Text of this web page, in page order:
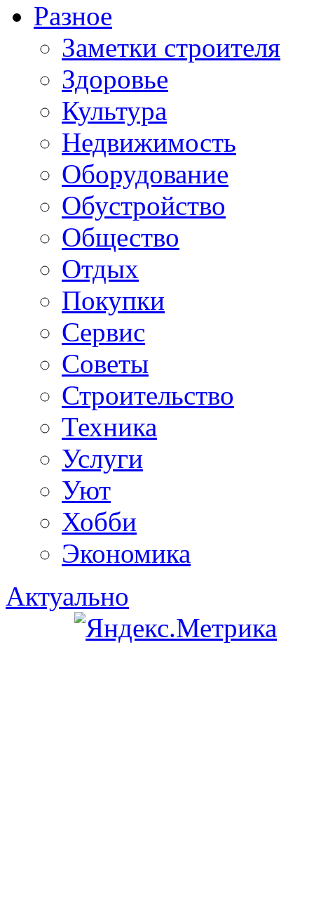
Разное
Заметки строителя
Здоровье
Культура
Недвижимость
Оборудование
Обустройство
Общество
Отдых
Покупки
Сервис
Советы
Строительство
Техника
Услуги
Уют
Хобби
Экономика
Актуально